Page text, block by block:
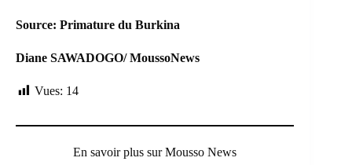
Source: Primature du Burkina
Diane SAWADOGO/ MoussoNews
Vues: 14
En savoir plus sur Mousso News